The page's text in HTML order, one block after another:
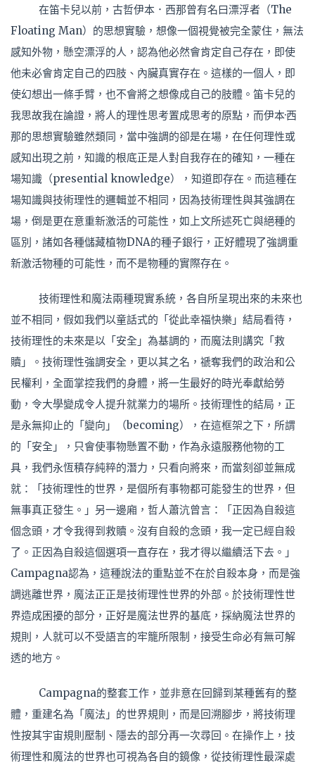
在笛卡兒以前，古哲伊本．西那曾有名曰漂浮者（The
Floating Man）的思想實驗，想像一個視覺被完全蒙住，無法
感知外物，懸空漂浮的人，認為他必然會肯定自己存在，即使
他未必會肯定自己的四肢、內臟真實存在。這樣的一個人，即
使幻想出一條手臂，也不會將之想像成自己的肢體。笛卡兒的
我思故我在論證，將人的理性思考置成思考的原點，而伊本·西
那的思想實驗雖然類同，當中強調的卻是在場，在任何理性或
感知出現之前，知識的根底正是人對自我存在的確知，一種在
場知識（presential knowledge），知道即存在。而這種在
場知識與技術理性的邏輯並不相同，因為技術理性與其強調在
場，倒是更在意重新激活的可能性，如上文所述死亡與絕種的
區別，諸如各種儲藏植物DNA的種子銀行，正好體現了強調重
新激活物種的可能性，而不是物種的實際存在。
技術理性和魔法兩種現實系統，各自所呈現出來的未來也
並不相同，假如我們以童話式的「從此幸福快樂」結局看待，
技術理性的未來是以「安全」為基調的，而魔法則講究「救
贖」。技術理性強調安全，更以其之名，禠奪我們的政治和公
民權利，全面掌控我們的身體，將一生最好的時光奉獻給勞
動，令大學變成令人提升就業力的場所。技術理性的結局，正
是永無抑止的「變向」（becoming），在這框架之下，所謂
的「安全」，只會使事物懸置不動，作為永遠服務他物的工
具，我們永恆積存純粹的潛力，只看向將來，而當刻卻並無成
就：「技術理性的世界，是個所有事物都可能發生的世界，但
無事真正發生。」另一邊廂，哲人蕭沆曾言：「正因為自殺這
個念頭，才令我得到救贖。沒有自殺的念頭，我一定已經自殺
了。正因為自殺這個選項一直存在，我才得以繼續活下去。」
Campagna認為，這種說法的重點並不在於自殺本身，而是強
調逃離世界，魔法正正是技術理性世界的外部。於技術理性世
界造成困擾的部分，正好是魔法世界的基底，採納魔法世界的
規則，人就可以不受語言的牢籠所限制，接受生命必有無可解
透的地方。
Campagna的整套工作，並非意在回歸到某種舊有的整
體，重建名為「魔法」的世界規則，而是回溯腳步，將技術理
性按其宇宙規則壓制、隱去的部分再一次尋回。在操作上，技
術理性和魔法的世界也可視為各自的鏡像，從技術理性最深處